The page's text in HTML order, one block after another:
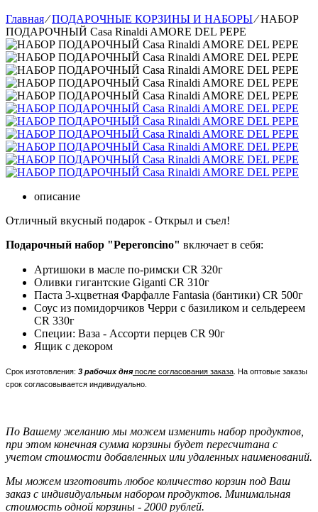
Главная⁄ПОДАРОЧНЫЕ КОРЗИНЫ И НАБОРЫ ⁄ НАБОР
ПОДАРОЧНЫЙ Casa Rinaldi AMORE DEL PEPE
описание
Отличный вкусный подарок - Открыл и съел!
Подарочный набор "Peperoncino" включает в себя:
Артишоки в масле по-римски CR 320г
Оливки гигантские Giganti CR 310г
Паста 3-хцветная Фарфалле Fantasia (бантики) CR 500г
Соус из помидорчиков Черри с базиликом и сельдереем
CR 330г
Специи: Ваза - Ассорти перцев CR 90г
Ящик с декором
Срок изготовления: 3 рабочих дняпосле согласования заказа . На оптовые заказы
срок согласовывается индивидуально.
По Вашему желанию мы можем изменить набор продуктов,
при этом конечная сумма корзины будет пересчитана с
учетом стоимости добавленных или удаленных наименований.
Мы можем изготовить любое количество корзин под Ваш
заказ с индивидуальным набором продуктов. Минимальная
стоимость одной корзины - 2000 рублей.